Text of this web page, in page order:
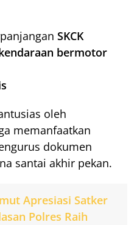
SKCK
bermotor
oleh
memanfaatkan
dokumen
santai akhir pekan.
Apresiasi Satker
Polres Raih